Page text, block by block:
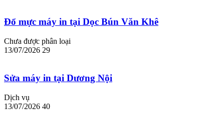
Đổ mực máy in tại Dọc Bún Văn Khê
Chưa được phân loại
13/07/2026 29
Sửa máy in tại Dương Nội
Dịch vụ
13/07/2026 40